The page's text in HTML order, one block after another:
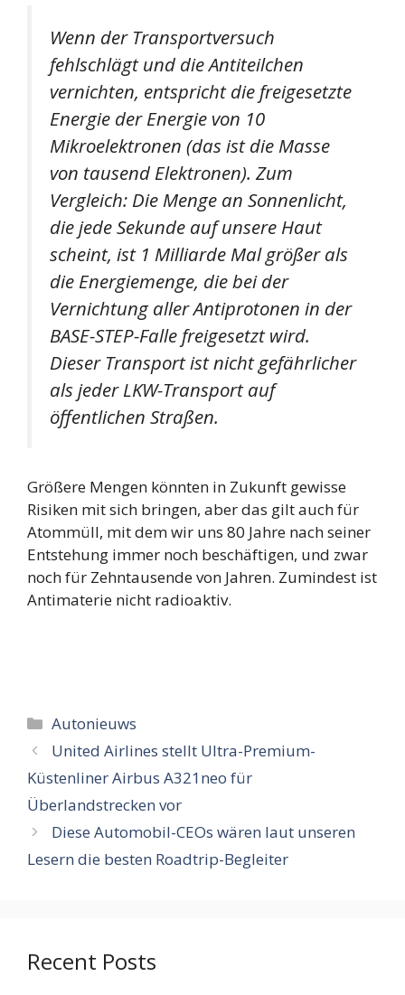
Wenn der Transportversuch
fehlschlägt und die Antiteilchen
vernichten, entspricht die freigesetzte
Energie der Energie von 10
Mikroelektronen (das ist die Masse
von tausend Elektronen). Zum
Vergleich: Die Menge an Sonnenlicht,
die jede Sekunde auf unsere Haut
scheint, ist 1 Milliarde Mal größer als
die Energiemenge, die bei der
Vernichtung aller Antiprotonen in der
BASE-STEP-Falle freigesetzt wird.
Dieser Transport ist nicht gefährlicher
als jeder LKW-Transport auf
öffentlichen Straßen.
Größere Mengen könnten in Zukunft gewisse
Risiken mit sich bringen, aber das gilt auch für
Atommüll, mit dem wir uns 80 Jahre nach seiner
Entstehung immer noch beschäftigen, und zwar
noch für Zehntausende von Jahren. Zumindest ist
Antimaterie nicht radioaktiv.
Categorieën
Autonieuws
United Airlines stellt Ultra-Premium-
Küstenliner Airbus A321neo für
Überlandstrecken vor
Diese Automobil-CEOs wären laut unseren
Lesern die besten Roadtrip-Begleiter
Recent Posts